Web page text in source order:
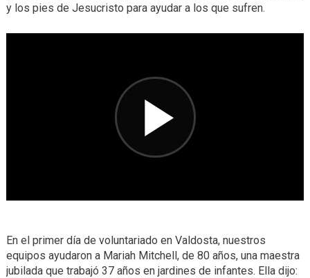
y los pies de Jesucristo para ayudar a los que sufren.
En el primer día de voluntariado en Valdosta, nuestros
equipos ayudaron a Mariah Mitchell, de 80 años, una maestra
jubilada que trabajó 37 años en jardines de infantes. Ella dijo: